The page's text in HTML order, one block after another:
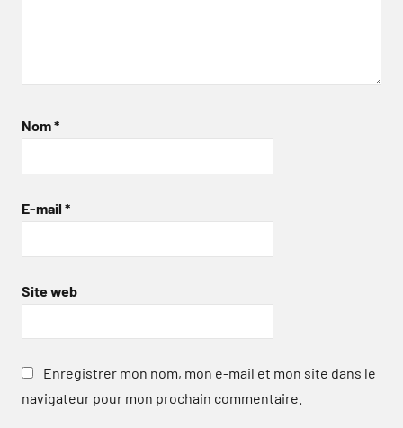
Nom*
E-mail *
Site web
Enregistrer mon nom, mon e-mail et mon site dans le
navigateur pour mon prochain commentaire.